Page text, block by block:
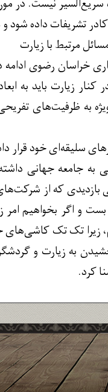
سریع‌السیر نیست.
تشریفات داده شود و
مرتبط با زیارت
خراسان رضوی
کنار زیارت باید
به ظرفیت‌های
سلیقه‌ای خود قرار
به جامعه جهانی
که از
و اگر بخواهیم
تک‌ تک کاشی‌های
به زیارت و
کرد.